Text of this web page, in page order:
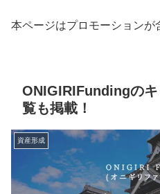
本ページはプロモーションが
ONIGIRIFundingの
覧も掲載！
資産形成